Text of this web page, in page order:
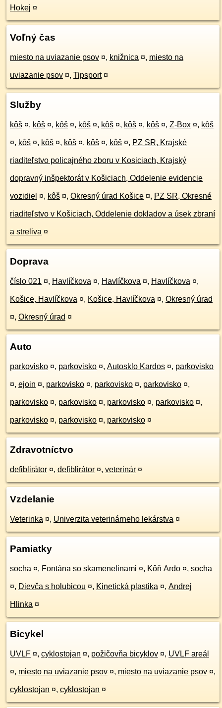
Hokej ¤
Voľný čas
miesto na uviazanie psov ¤, knižnica ¤, miesto na
uviazanie psov ¤, Tipsport ¤
Služby
kôš ¤, kôš ¤, kôš ¤, kôš ¤, kôš ¤, kôš ¤, kôš ¤, Z-Box ¤, kôš
¤, kôš ¤, kôš ¤, kôš ¤, kôš ¤, kôš ¤, PZ SR, Krajské
riaditeľstvo policajného zboru v Kosiciach, Krajský
dopravný inšpektorát v Košiciach, Oddelenie evidencie
vozidiel ¤, kôš ¤, Okresný úrad Košice ¤, PZ SR, Okresné
riaditeľstvo v Košiciach, Oddelenie dokladov a úsek zbraní
a streliva ¤
Doprava
číslo 021 ¤, Havlíčkova ¤, Havlíčkova ¤, Havlíčkova ¤,
Košice, Havlíčkova ¤, Košice, Havlíčkova ¤, Okresný úrad
¤, Okresný úrad ¤
Auto
parkovisko ¤, parkovisko ¤, Autosklo Kardos ¤, parkovisko
¤, ejoin ¤, parkovisko ¤, parkovisko ¤, parkovisko ¤,
parkovisko ¤, parkovisko ¤, parkovisko ¤, parkovisko ¤,
parkovisko ¤, parkovisko ¤, parkovisko ¤
Zdravotníctvo
defiblirátor ¤, defiblirátor ¤, veterinár ¤
Vzdelanie
Veterinka ¤, Univerzita veterinárneho lekárstva ¤
Pamiatky
socha ¤, Fontána so skamenelinami ¤, Kôň Ardo ¤, socha
¤, Dievča s holubicou ¤, Kinetická plastika ¤, Andrej
Hlinka ¤
Bicykel
UVLF ¤, cyklostojan ¤, požičovňa bicyklov ¤, UVLF areál
¤, miesto na uviazanie psov ¤, miesto na uviazanie psov ¤,
cyklostojan ¤, cyklostojan ¤